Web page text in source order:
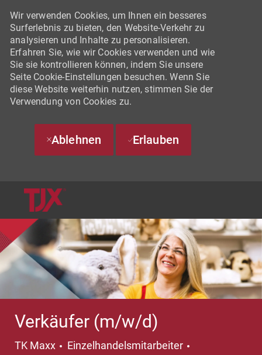
Wir verwenden Cookies, um Ihnen ein besseres
Surferlebnis zu bieten, den Website-Verkehr zu
analysieren und Inhalte zu personalisieren.
Erfahren Sie, wie wir Cookies verwenden und wie
Sie sie kontrollieren können, indem Sie unsere
Seite Cookie-Einstellungen besuchen. Wenn Sie
diese Website weiterhin nutzen, stimmen Sie der
Verwendung von Cookies zu.
Ablehnen Erlauben
Verkäufer (m/w/d)
TK Maxx Kategorie
Einzelhandelsmitarbeiter